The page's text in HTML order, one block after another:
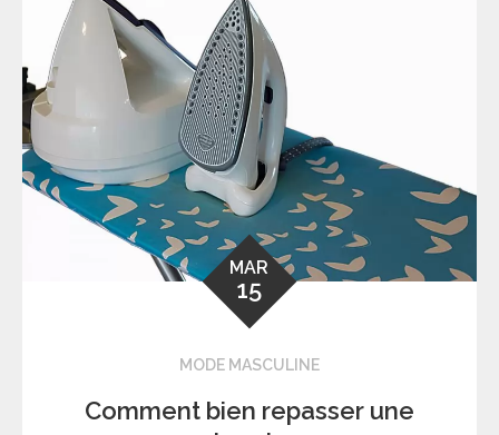
MAR
15
MODE MASCULINE
Comment bien repasser une